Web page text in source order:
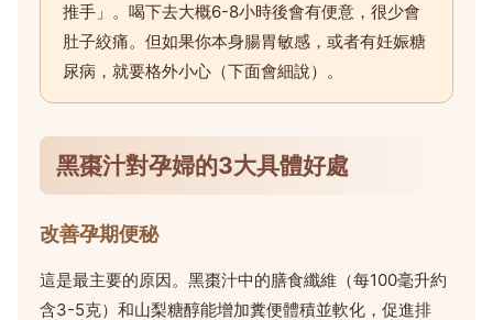
推手」。喝下去大概6-8小時後會有便意，很少會
肚子絞痛。但如果你本身腸胃敏感，或者有妊娠糖
尿病，就要格外小心（下面會細說）。
黑棗汁對孕婦的3大具體好處
改善孕期便秘
這是最主要的原因。黑棗汁中的膳食纖維（每100毫升約
含3-5克）和山梨糖醇能增加糞便體積並軟化，促進排